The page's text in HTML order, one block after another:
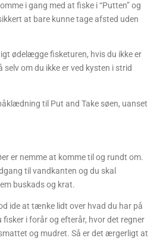
i gang med at fiske i “Putten” og
at bare kunne tage afsted uden
ødelægge fisketuren, hvis du ikke er
om du ikke er ved kysten i strid
til Put and Take søen, uanset
er nemme at komme til og rundt om.
til vandkanten og du skal
buskads og krat.
ide at tænke lidt over hvad du har på
i forår og efterår, hvor det regner
og mudret. Så er det ærgerligt at